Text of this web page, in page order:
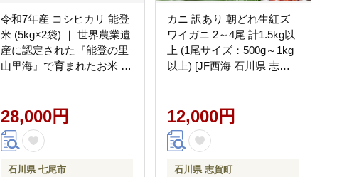
令和7年産 コシヒカリ 能登
米 (5kg×2袋) ｜ 世界農業遺
産に認定された『能登の里
山里海』で育まれたお米 国
28,000円
石川県 七尾市
カニ 訳あり 朝どれ生紅ズ
ワイガニ 2～4尾 計1.5kg以
上 (1尾サイズ：500g～1kg
以上) [JF西海 石川県 志賀
ワイ ずわい ずわい蟹 ズワ
イガニ 姿 カニ鍋 カニしゃ
ぶ カニ爪 規格外 足折れ 魚
12,000円
石川県 志賀町